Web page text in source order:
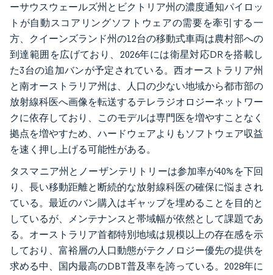
ーサウスウェールズ州とビクトリア州の濃度通知パイロッ
トが自動スコアリングソフトウェアの需要を牽引する一
方、クイーンズランド州の12台の移動式車両は農村部への
到達範囲を広げており、2026年には衛星対応DRを搭載し
た3台の追加バンが予定されている。西オーストラリア州
と南オーストラリア州は、人口の少ない地域から都市部の
放射線科医へ画像を転送するテレラジオロジーネットワー
クに依存しており、このモデルは専門医を増やすことなく
拠点を増やすため、ハードウェアよりもソフトウェア収益
を速く押し上げる可能性がある。
タスマニア州とノーザンテリトリーは参加率が40%を下回
り、長い移動距離と断続的な放射線科医の確保に悩まされ
ている。最近のバン購入はギャップを埋めることを目的と
しているが、メンテナンスと帯域幅が依然として課題であ
る。オーストラリア首都特別地域は規模以上の存在感を示
しており、富裕層の人口動態がテクノロジー優先の提供を
求める中、国内最高のDBT普及率を誇っている。2028年に